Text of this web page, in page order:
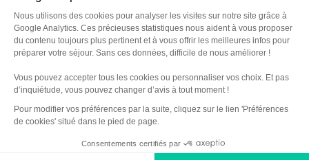
Contact
conditions d'utilisationde Google s'appliquent.